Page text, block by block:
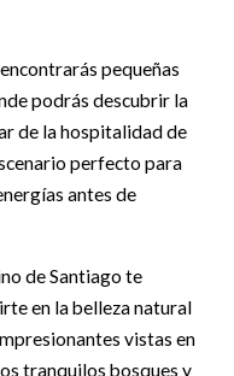
pequeñas
podrás descubrir la
de la hospitalidad de
perfecto para
antes de
de Santiago te
en la belleza natural
vistas en
tranquilos bosques y